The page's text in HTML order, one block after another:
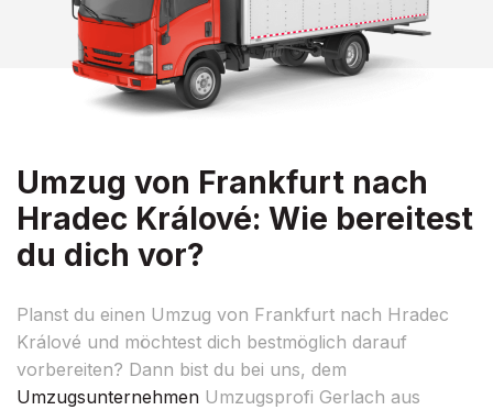
Umzug von Frankfurt nach
Hradec Králové: Wie bereitest
du dich vor?
Planst du einen Umzug von Frankfurt nach Hradec
Králové und möchtest dich bestmöglich darauf
vorbereiten? Dann bist du bei uns, dem
Umzugsunternehmen Umzugsprofi Gerlach aus